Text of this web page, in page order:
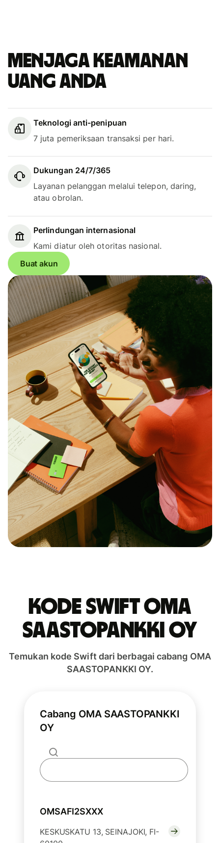
Menjaga keamanan
uang Anda
Teknologi anti-penipuan
7 juta pemeriksaan transaksi per hari.
Dukungan 24/7/365
Layanan pelanggan melalui telepon, daring,
atau obrolan.
Perlindungan internasional
Kami diatur oleh otoritas nasional.
Buat akun
Kode Swift OMA
SAASTOPANKKI OY
Temukan kode Swift dari berbagai cabang OMA
SAASTOPANKKI OY.
Cabang OMA SAASTOPANKKI
OY
OMSAFI2SXXX
KESKUSKATU 13, SEINAJOKI, FI-